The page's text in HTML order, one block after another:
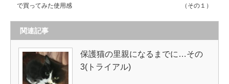
で買ってみた使用感
（その１）
関連記事
保護猫の里親になるまでに…その
3(トライアル)